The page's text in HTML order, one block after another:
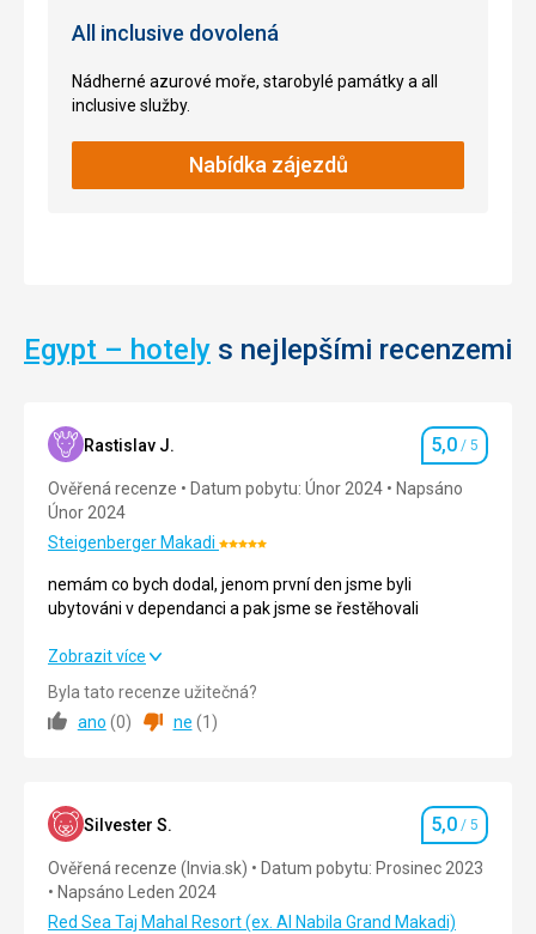
Nenáročné
Nákupy
dnešní
nejnavštěvovanější
Bezbarierový
Církevní
All inclusive dovolená
Nádherné azurové moře, starobylé památky a all
inclusive služby.
Nabídka zájezdů
Egypt – hotely s nejlepšími recenzemi
Rastislav J. Hodnocení
5,0 / 5
Ověřená recenze Datum pobytu: Únor 2024
Napsáno
Únor 2024
Steigenberger MakadiHodnocení:
5/5
nemám co bych dodal, jenom první den jsme byli
ubytováni v dependanci a pak jsme se řestěhovali
nemám co bych dodal, jenom první den jsme byli
ubytováni v dependanci a pak jsme se řestěhovali
Strava
Okolí 5,0/ 5
Služby 5,0/ 5
Cena 5,0
Zobrazit více
Byla tato recenze užitečná?
ano (0) ne (1 )
Silvester S. Hodnocení
5,0 / 5
Ověřená recenze (Invia.sk)
Datum pobytu: Prosinec 2023
Napsáno Leden 2024
Red Sea Taj Mahal Resort (ex. Al Nabila Grand Makadi)